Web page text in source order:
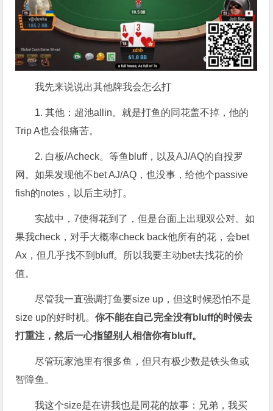
我先来说说出其他牌我会怎么打
1. 其他：超池allin。就是打鱼的同花盖不掉，他的
Trip A也会很痛苦。
2. 白板/Acheck。等鱼bluff，以及AJ/AQ的自投罗
网。如果发现他不bet AJ/AQ，也没事，给他个passive
fish的notes，以后主动打。
实战中，7使得花到了，但是台面上出现双公对。如
果我check，对手大概率check back他所有的花，会bet
Ax，但几乎找不到bluff。所以我要主动bet去找花的价
值。
尽管我一直强调打鱼要size up，但这时候恐怕不是
size up的好时机。你不能在自己完全没有bluff的时候去
打重注，然后一心指望别人相信你有bluff。
尽管玩家池里有很多鱼，但只有极少数是铁头鱼或
智障鱼。
我这个size是在讲我也是同花的故事：兄弟，我买